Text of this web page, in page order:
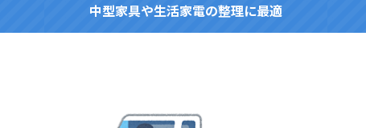
中型家具や生活家電の整理に最適